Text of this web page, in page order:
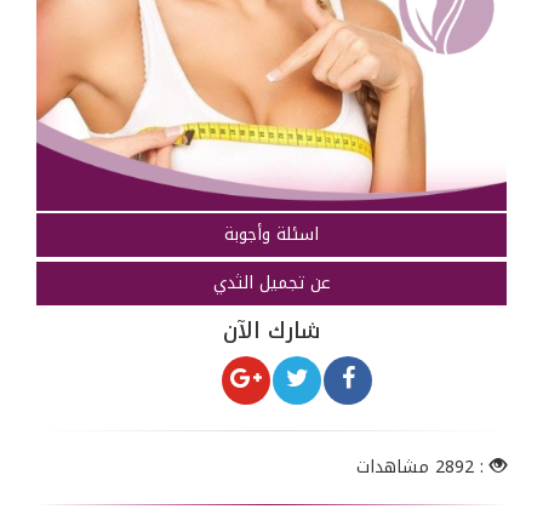
اسئلة وأجوبة
عن تجميل الثدي
شارك الآن
: 2892 مشاهدات